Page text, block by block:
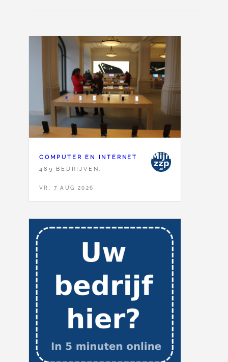
COMPUTER EN INTERNET
489 BEDRIJVEN,
VR, 7 AUG 2026